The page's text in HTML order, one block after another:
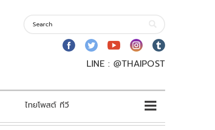
LINE : @THAIPOST
ไทยโพสต์ ทีวี